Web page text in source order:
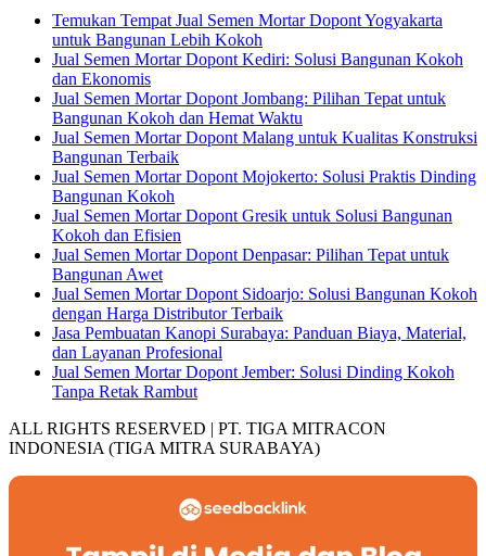
Temukan Tempat Jual Semen Mortar Dopont Yogyakarta
untuk Bangunan Lebih Kokoh
Jual Semen Mortar Dopont Kediri: Solusi Bangunan Kokoh
dan Ekonomis
Jual Semen Mortar Dopont Jombang: Pilihan Tepat untuk
Bangunan Kokoh dan Hemat Waktu
Jual Semen Mortar Dopont Malang untuk Kualitas Konstruksi
Bangunan Terbaik
Jual Semen Mortar Dopont Mojokerto: Solusi Praktis Dinding
Bangunan Kokoh
Jual Semen Mortar Dopont Gresik untuk Solusi Bangunan
Kokoh dan Efisien
Jual Semen Mortar Dopont Denpasar: Pilihan Tepat untuk
Bangunan Awet
Jual Semen Mortar Dopont Sidoarjo: Solusi Bangunan Kokoh
dengan Harga Distributor Terbaik
Jasa Pembuatan Kanopi Surabaya: Panduan Biaya, Material,
dan Layanan Profesional
Jual Semen Mortar Dopont Jember: Solusi Dinding Kokoh
Tanpa Retak Rambut
ALL RIGHTS RESERVED | PT. TIGA MITRACON
INDONESIA (TIGA MITRA SURABAYA)